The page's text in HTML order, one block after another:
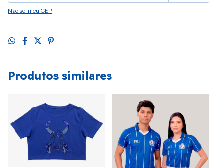
Não sei meu CEP
Produtos similares